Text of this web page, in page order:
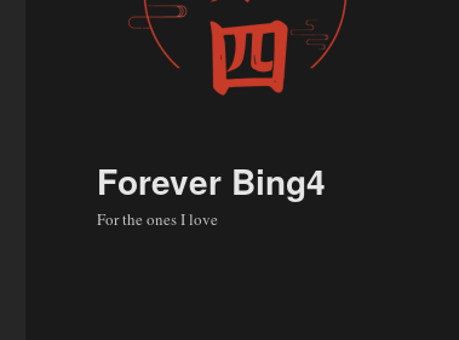
Forever Bing4
For the ones I love